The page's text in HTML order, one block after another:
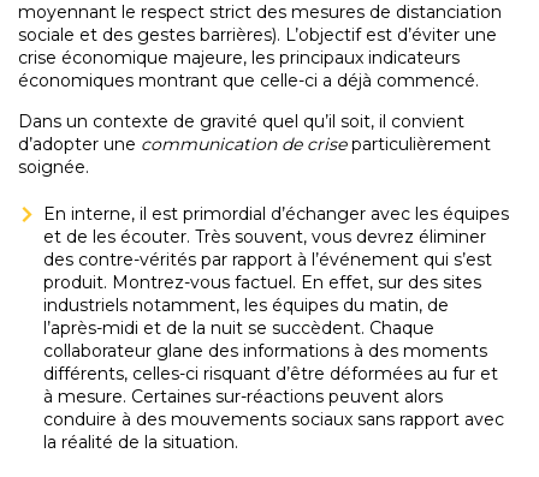
moyennant le respect strict des mesures de distanciation
sociale et des gestes barrières). L’objectif est d’éviter une
crise économique majeure, les principaux indicateurs
économiques montrant que celle-ci a déjà commencé.
Dans un contexte de gravité quel qu’il soit, il convient
d’adopter une communication de criseparticulièrement
soignée.
En interne, il est primordial d’échanger avec les équipes
et de les écouter. Très souvent, vous devrez éliminer
des contre-vérités par rapport à l’événement qui s’est
produit. Montrez-vous factuel. En effet, sur des sites
industriels notamment, les équipes du matin, de
l’après-midi et de la nuit se succèdent. Chaque
collaborateur glane des informations à des moments
différents, celles-ci risquant d’être déformées au fur et
à mesure. Certaines sur-réactions peuvent alors
conduire à des mouvements sociaux sans rapport avec
la réalité de la situation.